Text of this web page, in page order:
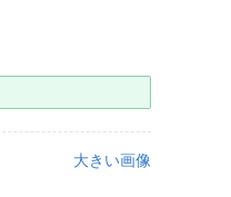
大きい画像